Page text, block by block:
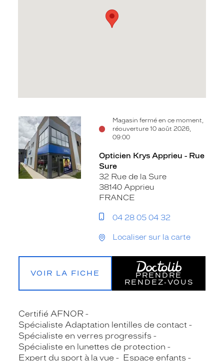
Magasin fermé en ce moment,
réouverture 10 août 2026,
09:00
Voir
la
fiche
Opticien Krys Apprieu - Rue
Sure
32 Rue de la Sure
38140 Apprieu
FRANCE
04 28 05 04 32
Localiser sur la carte
VOIR LA FICHE
PRENDRE
RENDEZ‑VOUS
Certifié AFNOR
Spécialiste Adaptation lentilles de contact
Spécialiste en verres progressifs
Spécialiste en lunettes de protection
Expert du sport à la vue
Espace enfants